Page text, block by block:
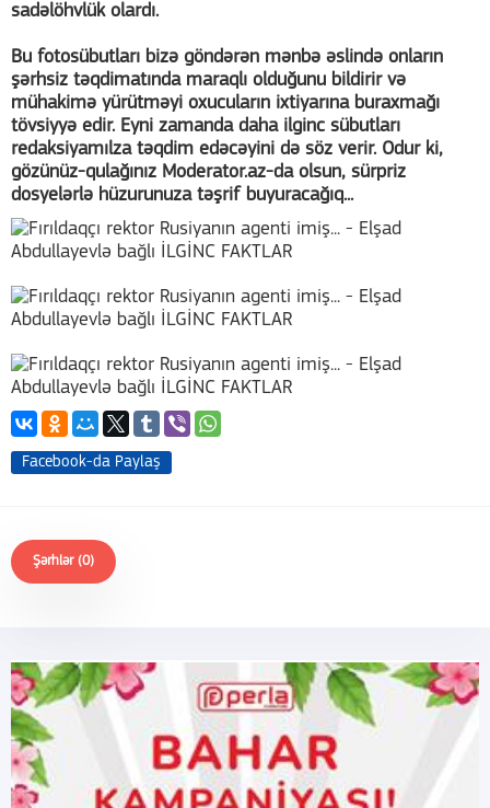
sadəlöhvlük olardı.
Bu fotosübutları bizə göndərən mənbə əslində onların
şərhsiz təqdimatında maraqlı olduğunu bildirir və
mühakimə yürütməyi oxucuların ixtiyarına buraxmağı
tövsiyyə edir. Eyni zamanda daha ilginc sübutları
redaksiyamılza təqdim edəcəyini də söz verir. Odur ki,
gözünüz-qulağınız Moderator.az-da olsun, sürpriz
dosyelərlə hüzurunuza təşrif buyuracağıq...
Facebook-da Paylaş
Şərhlər (0)